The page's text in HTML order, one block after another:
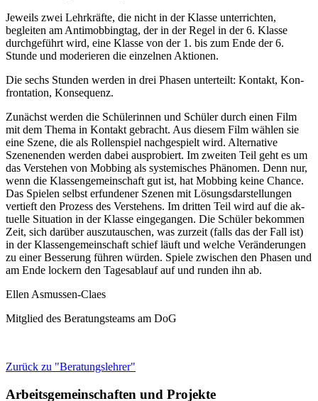
Jeweils zwei Lehrkräfte, die nicht in der Klasse unterrichten,
begleiten am Antimobbingtag, der in der Regel in der 6. Klasse
durchgeführt wird, eine Klasse von der 1. bis zum Ende der 6.
Stunde und moderieren die einzelnen Aktionen.
Die sechs Stunden werden in drei Phasen un­ter­teilt: Kontakt, Kon­
fron­tation, Kon­se­quenz.
Zunächst werden die Schülerinnen und Schüler durch ei­nen Film
mit dem Thema in Kontakt gebracht. Aus diesem Film wählen sie
eine Szene, die als Rollenspiel nach­gespielt wird. Alternative
Szenenenden werden dabei ausprobiert. Im zweiten Teil geht es um
das Verstehen von Mobbing als systemisches Phä­nomen. Denn nur,
wenn die Klassengemeinschaft gut ist, hat Mob­bing keine Chance.
Das Spielen selbst erfundener Szenen mit Lö­sungsdarstellungen
vertieft den Prozess des Verstehens. Im dritten Teil wird auf die ak­
tu­elle Situation in der Klasse eingegangen. Die Schüler bekommen
Zeit, sich darüber aus­zu­tau­schen, was zurzeit (falls das der Fall ist)
in der Klassengemeinschaft schief läuft und wel­che Veränderungen
zu einer Besserung führen würden. Spiele zwischen den Phasen und
am Ende lockern den Tagesablauf auf und runden ihn ab.
Ellen Asmussen-Claes
Mitglied des Beratungsteams am DoG
Zurück zu "Beratungslehrer"
Arbeitsgemeinschaften und Projekte